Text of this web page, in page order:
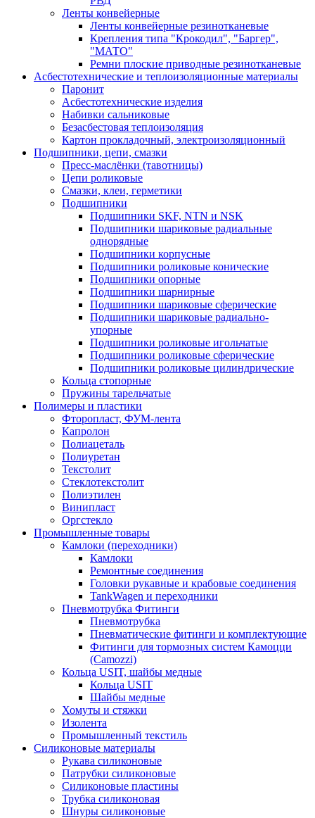
Ленты конвейерные
Ленты конвейерные резинотканевые
Крепления типа "Крокодил", "Баргер",
"МАТО"
Ремни плоские приводные резинотканевые
Асбестотехнические и теплоизоляционные материалы
Паронит
Асбестотехнические изделия
Набивки сальниковые
Безасбестовая теплоизоляция
Картон прокладочный, электроизоляционный
Подшипники, цепи, смазки
Пресс-маслёнки (тавотницы)
Цепи роликовые
Смазки, клеи, герметики
Подшипники
Подшипники SKF, NTN и NSK
Подшипники шариковые радиальные
однорядные
Подшипники корпусные
Подшипники роликовые конические
Подшипники опорные
Подшипники шарнирные
Подшипники шариковые сферические
Подшипники шариковые радиально-
упорные
Подшипники роликовые игольчатые
Подшипники роликовые сферические
Подшипники роликовые цилиндрические
Кольца стопорные
Пружины тарельчатые
Полимеры и пластики
Фторопласт, ФУМ-лента
Капролон
Полиацеталь
Полиуретан
Текстолит
Стеклотекстолит
Полиэтилен
Винипласт
Оргстекло
Промышленные товары
Камлоки (переходники)
Камлоки
Ремонтные соединения
Головки рукавные и крабовые соединения
TankWagen и переходники
Пневмотрубка Фитинги
Пневмотрубка
Пневматические фитинги и комплектующие
Фитинги для тормозных систем Камоцци
(Camozzi)
Кольца USIT, шайбы медные
Кольца USIT
Шайбы медные
Хомуты и стяжки
Изолента
Промышленный текстиль
Силиконовые материалы
Рукава силиконовые
Патрубки силиконовые
Силиконовые пластины
Трубка силиконовая
Шнуры силиконовые